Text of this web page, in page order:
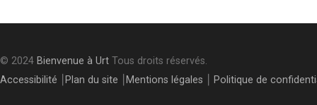
© 2024 Bienvenue à Urt Tous droits réservés.
Accessibilité
Plan du site Mentions légales Politique de